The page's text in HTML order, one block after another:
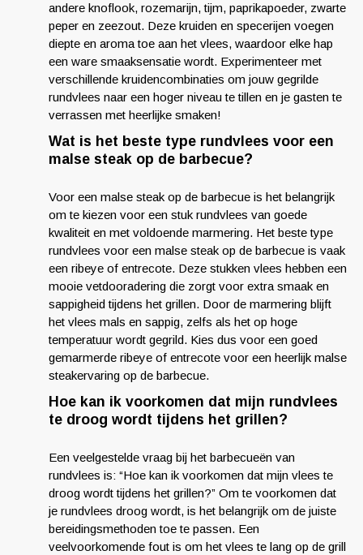
andere knoflook, rozemarijn, tijm, paprikapoeder, zwarte
peper en zeezout. Deze kruiden en specerijen voegen
diepte en aroma toe aan het vlees, waardoor elke hap
een ware smaaksensatie wordt. Experimenteer met
verschillende kruidencombinaties om jouw gegrilde
rundvlees naar een hoger niveau te tillen en je gasten te
verrassen met heerlijke smaken!
Wat is het beste type rundvlees voor een
malse steak op de barbecue?
Voor een malse steak op de barbecue is het belangrijk
om te kiezen voor een stuk rundvlees van goede
kwaliteit en met voldoende marmering. Het beste type
rundvlees voor een malse steak op de barbecue is vaak
een ribeye of entrecote. Deze stukken vlees hebben een
mooie vetdooradering die zorgt voor extra smaak en
sappigheid tijdens het grillen. Door de marmering blijft
het vlees mals en sappig, zelfs als het op hoge
temperatuur wordt gegrild. Kies dus voor een goed
gemarmerde ribeye of entrecote voor een heerlijk malse
steakervaring op de barbecue.
Hoe kan ik voorkomen dat mijn rundvlees
te droog wordt tijdens het grillen?
Een veelgestelde vraag bij het barbecueën van
rundvlees is: “Hoe kan ik voorkomen dat mijn vlees te
droog wordt tijdens het grillen?” Om te voorkomen dat
je rundvlees droog wordt, is het belangrijk om de juiste
bereidingsmethoden toe te passen. Een
veelvoorkomende fout is om het vlees te lang op de grill